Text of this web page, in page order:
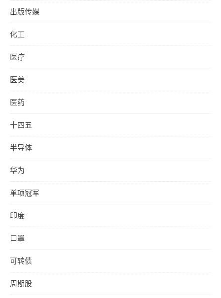
出版传媒
化工
医疗
医美
医药
十四五
半导体
华为
单项冠军
印度
口罩
可转债
周期股